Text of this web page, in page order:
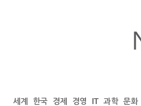
세계 한국 경제 경영 IT 과학 문화